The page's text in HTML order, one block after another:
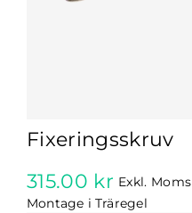
Fixeringsskruv
315.00 kr Exkl. Moms
Montage i Träregel